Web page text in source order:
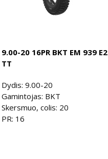
9.00-20 16PR BKT EM 939 E2
TT
Dydis: 9.00-20
Gamintojas: BKT
Skersmuo, colis: 20
PR: 16